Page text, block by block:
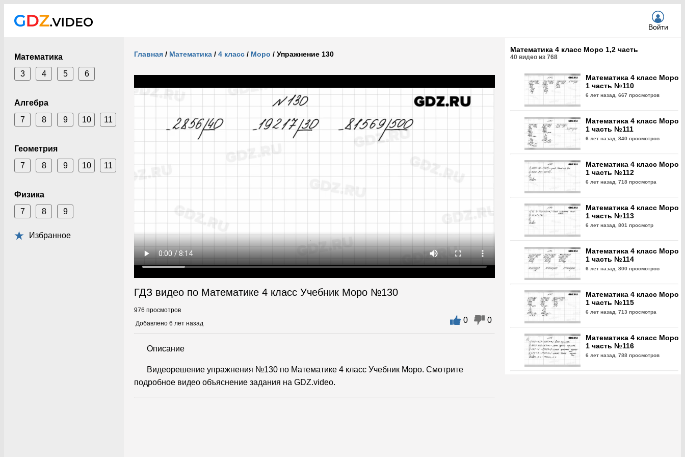
Войти
Математика
3
4 5 6
Алгебра
7
8 9 10 11
Геометрия
7
8 9 10 11
Физика
7
8 9
Избранное
Главная / Математика / 4 класс / Моро / Упражнение 130
ГДЗ видео по Математике 4 класс Учебник Моро №130
976 просмотров
Добавлено 6 лет назад
0 0
Описание
Видеорешение упражнения №130 по Математике 4 класс Учебник Моро. Смотрите
подробное видео объяснение задания на GDZ.video.
Математика 4 класс Моро 1,2 часть
40 видео из 768
Математика 4 класс Моро
1 часть №110
6 лет назад, 667 просмотров
Математика 4 класс Моро
1 часть №111
6 лет назад, 840 просмотров
Математика 4 класс Моро
1 часть №112
6 лет назад, 718 просмотра
Математика 4 класс Моро
1 часть №113
6 лет назад, 801 просмотр
Математика 4 класс Моро
1 часть №114
6 лет назад, 800 просмотров
Математика 4 класс Моро
1 часть №115
6 лет назад, 713 просмотра
Математика 4 класс Моро
1 часть №116
6 лет назад, 788 просмотров